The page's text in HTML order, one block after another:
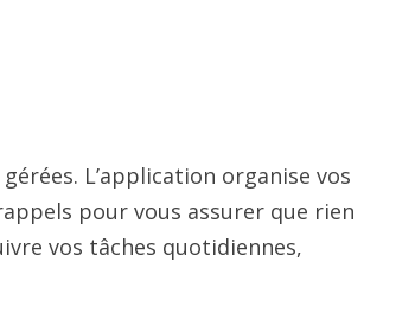
L’application organise vos
pour vous assurer que rien
vos tâches quotidiennes,